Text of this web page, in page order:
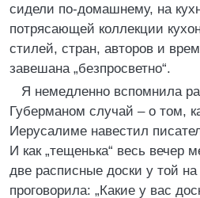
сидели по-домашнему, на
потрясающей коллекции
стилей, стран, авторов и
завешана „безпросветно“.
Я немедленно вспомнила
Губерманом случай – о том,
Иерусалиме навестил
И как „тещенька“ весь вечер
две расписные доски у той
проговорила: „Какие у вас